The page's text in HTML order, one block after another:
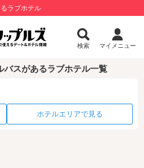
ラブホテル
検索 マイメニュー
バスがあるラブホテル一覧
ホテルエリアで見る